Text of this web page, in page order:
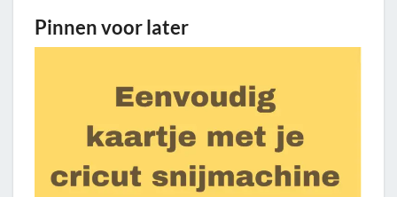
Pinnen voor later